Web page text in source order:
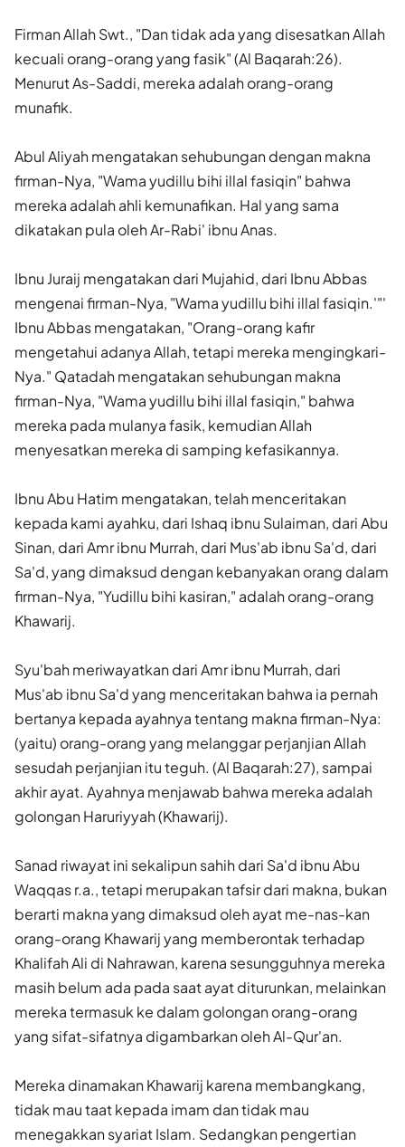
Firman Allah Swt., "Dan tidak ada yang disesatkan Allah
kecuali orang-orang yang fasik" (Al Baqarah:26).
Menurut As-Saddi, mereka adalah orang-orang
munafik.
Abul Aliyah mengatakan sehubungan dengan makna
firman-Nya, "Wama yudillu bihi illal fasiqin" bahwa
mereka adalah ahli kemunafikan. Hal yang sama
dikatakan pula oleh Ar-Rabi' ibnu Anas.
Ibnu Juraij mengatakan dari Mujahid, dari Ibnu Abbas
mengenai firman-Nya, "Wama yudillu bihi illal fasiqin.'"'
Ibnu Abbas mengatakan, "Orang-orang kafir
mengetahui adanya Allah, tetapi mereka mengingkari-
Nya." Qatadah mengatakan sehubungan makna
firman-Nya, "Wama yudillu bihi illal fasiqin," bahwa
mereka pada mulanya fasik, kemudian Allah
menyesatkan mereka di samping kefasikannya.
Ibnu Abu Hatim mengatakan, telah menceritakan
kepada kami ayahku, dari Ishaq ibnu Sulaiman, dari Abu
Sinan, dari Amr ibnu Murrah, dari Mus'ab ibnu Sa'd, dari
Sa'd, yang dimaksud dengan kebanyakan orang dalam
firman-Nya, "Yudillu bihi kasiran," adalah orang-orang
Khawarij.
Syu'bah meriwayatkan dari Amr ibnu Murrah, dari
Mus'ab ibnu Sa'd yang menceritakan bahwa ia pernah
bertanya kepada ayahnya tentang makna firman-Nya:
(yaitu) orang-orang yang melanggar perjanjian Allah
sesudah perjanjian itu teguh. (Al Baqarah:27), sampai
akhir ayat. Ayahnya menjawab bahwa mereka adalah
golongan Haruriyyah (Khawarij).
Sanad riwayat ini sekalipun sahih dari Sa'd ibnu Abu
Waqqas r.a., tetapi merupakan tafsir dari makna, bukan
berarti makna yang dimaksud oleh ayat me-nas-kan
orang-orang Khawarij yang memberontak terhadap
Khalifah Ali di Nahrawan, karena sesungguhnya mereka
masih belum ada pada saat ayat diturunkan, melainkan
mereka termasuk ke dalam golongan orang-orang
yang sifat-sifatnya digambarkan oleh Al-Qur'an.
Mereka dinamakan Khawarij karena membangkang,
tidak mau taat kepada imam dan tidak mau
menegakkan syariat Islam. Sedangkan pengertian